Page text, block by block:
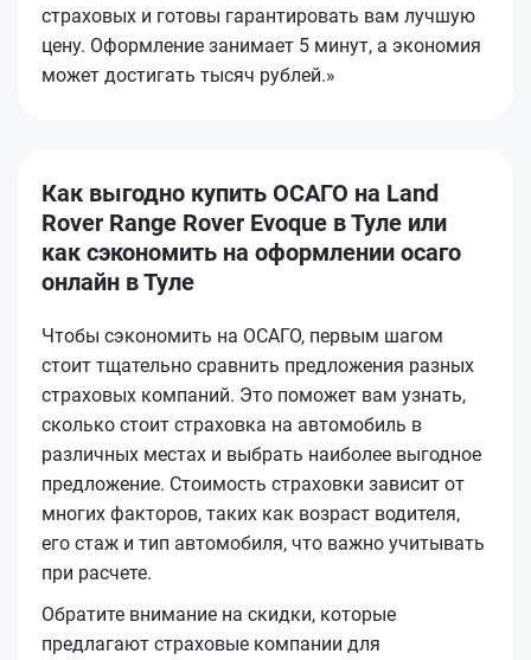
страховых и готовы гарантировать вам лучшую
цену. Оформление занимает 5 минут, а экономия
может достигать тысяч рублей.»
Как выгодно купить ОСАГО на Land
Rover Range Rover Evoque в Туле или
как сэкономить на оформлении осаго
онлайн в Туле
Чтобы сэкономить на ОСАГО, первым шагом
стоит тщательно сравнить предложения разных
страховых компаний. Это поможет вам узнать,
сколько стоит страховка на автомобиль в
различных местах и выбрать наиболее выгодное
предложение. Стоимость страховки зависит от
многих факторов, таких как возраст водителя,
его стаж и тип автомобиля, что важно учитывать
при расчете.
Обратите внимание на скидки, которые
предлагают страховые компании для